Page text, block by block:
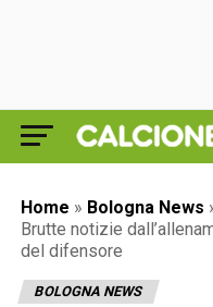
Home » Bologna News
Brutte notizie
del difensore
BOLOGNA NEWS